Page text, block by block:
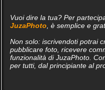
Vuoi dire la tua? Per
JuzaPhoto , è semplice e
Non solo: iscrivendoti potrai
pubblicare foto, ricevere
funzionalità di JuzaPhoto.
per tutti, dal principiante al